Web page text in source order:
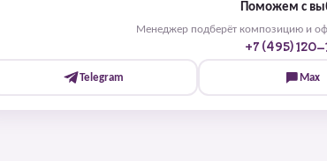
Поможем с
Менеджер подберёт композицию и
+7 (495)
Telegram Max